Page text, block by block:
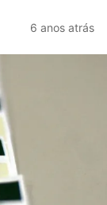
6 anos atrás